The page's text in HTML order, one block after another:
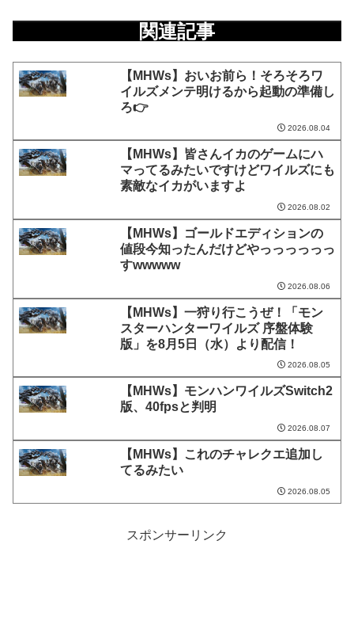
関連記事
【MHWs】おいお前ら！そろそろワ
イルズメンテ明けるから起動の準備し
ろ👉
2026.08.04
【MHWs】皆さんイカのゲームにハ
マってるみたいですけどワイルズにも
素敵なイカがいますよ
2026.08.02
【MHWs】ゴールドエディションの
値段今知ったんだけどやっっっっっっ
すwwwww
2026.08.06
【MHWs】一狩り行こうぜ！「モン
スターハンターワイルズ 序盤体験
版」を8月5日（水）より配信！
2026.08.05
【MHWs】モンハンワイルズSwitch2
版、40fpsと判明
2026.08.07
【MHWs】これのチャレクエ追加し
てるみたい
2026.08.05
スポンサーリンク